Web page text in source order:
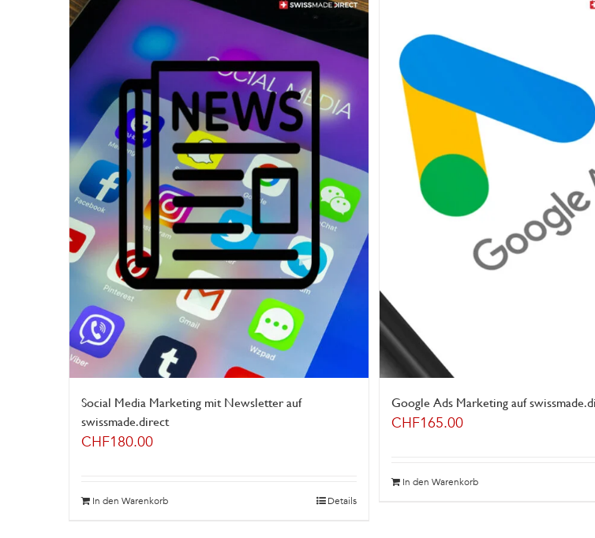
Social Media Marketing mit Newsletter auf
swissmade.direct
CHF180.00
In den Warenkorb Details
Google Ads Marketing auf
CHF165.00
In den Warenkorb